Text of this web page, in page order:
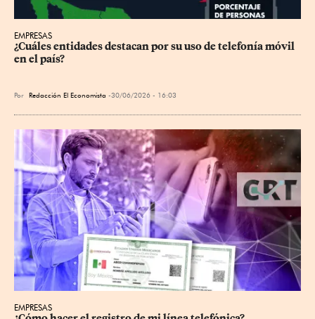
EMPRESAS
¿Cuáles entidades destacan por su uso de telefonía móvil
en el país?
Por Redacción El Economista 30/06/2026 - 16:03
EMPRESAS